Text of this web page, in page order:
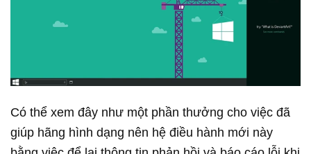
Có thể xem đây như một phần thưởng cho việc đã
giúp hãng hình dạng nên hệ điều hành mới này